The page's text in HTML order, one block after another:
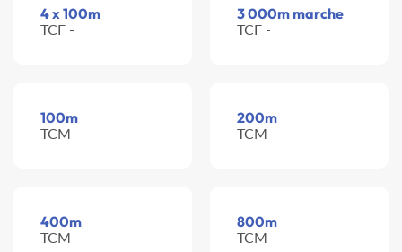
4 x 100m
TCF -
3 000m marche
TCF -
100m
TCM -
200m
TCM -
400m
TCM -
800m
TCM -